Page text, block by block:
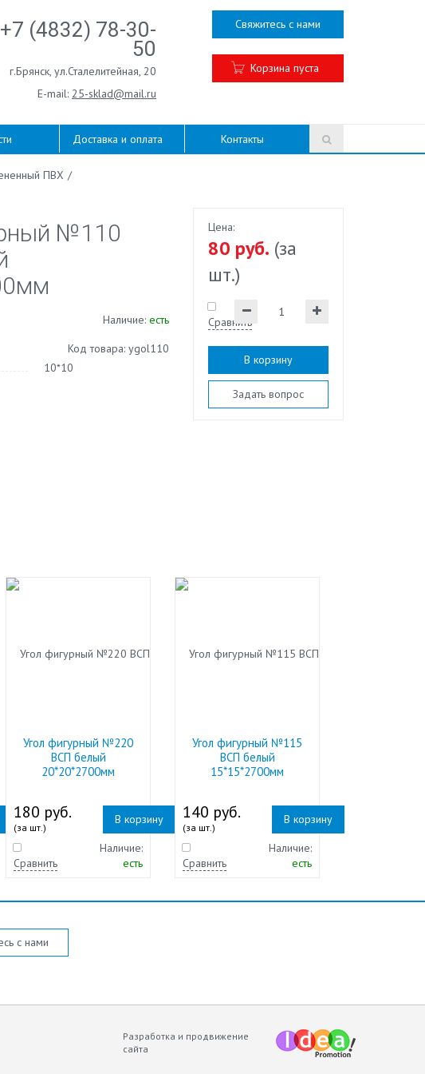
+7 (4832) 78-30-
50
г.Брянск, ул.Сталелитейная, 20
E-mail: 25-sklad@mail.ru
Свяжитесь с нами
Корзина пуста
Доставка и оплата Контакты
ПВХ /
№110
Наличие: есть
Код товара: ygol110
10*10
Цена:
80 руб. (за
шт.)
Сравнить
В корзину
Задать вопрос
Угол фигурный №220
ВСП белый
20*20*2700мм
180 руб.
(за шт.)
В корзину
Сравнить
Наличие:
есть
Угол фигурный №115
ВСП белый
15*15*2700мм
140 руб.
(за шт.)
В корзину
Сравнить
Наличие:
есть
с нами
Разработка и продвижение
сайта